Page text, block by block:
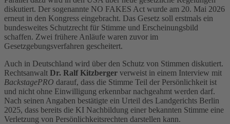
diskutiert. Der sogenannte NO FAKES Act wurde am 20. Mai 2026
erneut in den Kongress eingebracht. Das Gesetz soll erstmals ein
bundesweites Schutzrecht für Stimme und Erscheinungsbild
schaffen. Zwei frühere Anläufe waren zuvor im
Gesetzgebungsverfahren gescheitert.
Auch in Deutschland wird über den Schutz von Stimmen diskutiert.
Rechtsanwalt Dr. Ralf Kitzberger verweist in einem Interview mit
BackstagePRO darauf, dass die Stimme Teil der Persönlichkeit ist
und nicht ohne Einwilligung erkennbar nachgeahmt werden darf.
Nach seinen Angaben bestätigte ein Urteil des Landgerichts Berlin
2025, dass bereits die KI Nachbildung einer bekannten Stimme eine
Verletzung von Persönlichkeitsrechten darstellen kann.